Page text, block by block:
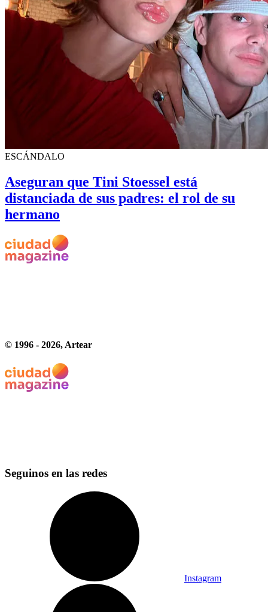
ESCÁNDALO
Aseguran que Tini Stoessel está
distanciada de sus padres: el rol de su
hermano
© 1996 - 2026, Artear
Seguinos en las redes
Instagram